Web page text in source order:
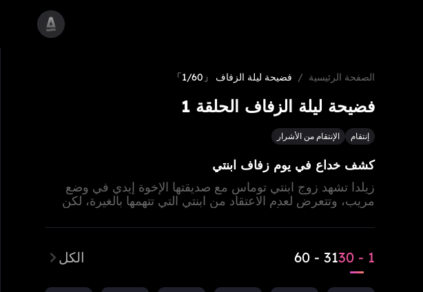
الصفحة الرئيسية / فضيحة ليلة الزفاف 「1/60」
فضيحة ليلة الزفاف الحلقة 1
إنتقام الإنتقام من الأشرار
كشف خداع في يوم زفاف ابنتي
زيلدا تشهد زوج ابنتي توماس مع صديقتها الإخوة إيدي في وضع
مريب، وتتعرض لعدم الاعتقاد من ابنتي التي تتهمها بالغيرة، لكن
ممتلكات زيلدا، فزيلدا تعود قبل الزفاف لكي تكشف الحقيقة أمام
1 - 30
31 - 60 الكل